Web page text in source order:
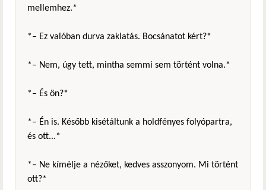
mellemhez.*
*– Ez valóban durva zaklatás. Bocsánatot kért?*
*– Nem, úgy tett, mintha semmi sem történt volna.*
*– És ön?*
*– Én is. Később kisétáltunk a holdfényes folyópartra,
és ott...*
*– Ne kímélje a nézőket, kedves asszonyom. Mi történt
ott?*